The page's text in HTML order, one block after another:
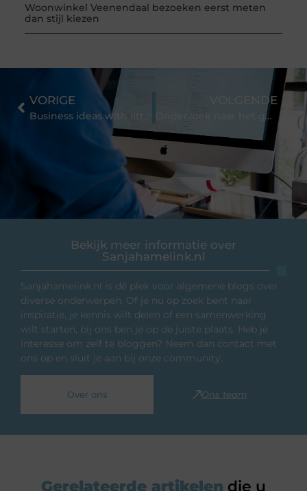
Woonwinkel Veenendaal bezoeken eerst meten
dan stijl kiezen
Bekijk meer informatie over
Sanjahamelink.nl
Sanjahamelink.nl is dé plek voor algemene blogs over
diverse onderwerpen. Of je nu op zoek bent naar
inspiratie, je kennis wilt delen of een samenwerking
wilt starten, bij ons ben je op de juiste plaats. Heb je
interesse om zelf te bloggen? Neem dan contact met
ons op en sluit je aan bij onze community.
Over ons Ons team
VORIGE
Business ideas with little capital
VOLGENDE
Onderzoek naar het gebruik van CBD
Gerelateerde artikelen die u